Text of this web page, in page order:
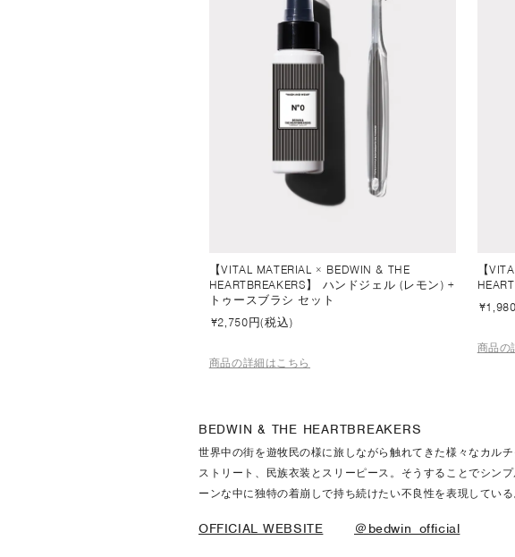
【VITAL MATERIAL × BEDWIN & THE
HEARTBREAKERS】 ハンドジェル (レモン) +
トゥースブラシ セット
¥2,750円(税込)
商品の詳細はこちら
【
¥
商品の
BEDWIN & THE HEARTBREAKERS
世界中の街を遊牧民の様に旅しながら触れてきた様々なカル
ストリート、民族衣装とスリーピース。そうすることでシン
ーンな中に独特の着崩しで持ち続けたい不良性を表現している
OFFICIAL WEBSITE ＠bedwin_official